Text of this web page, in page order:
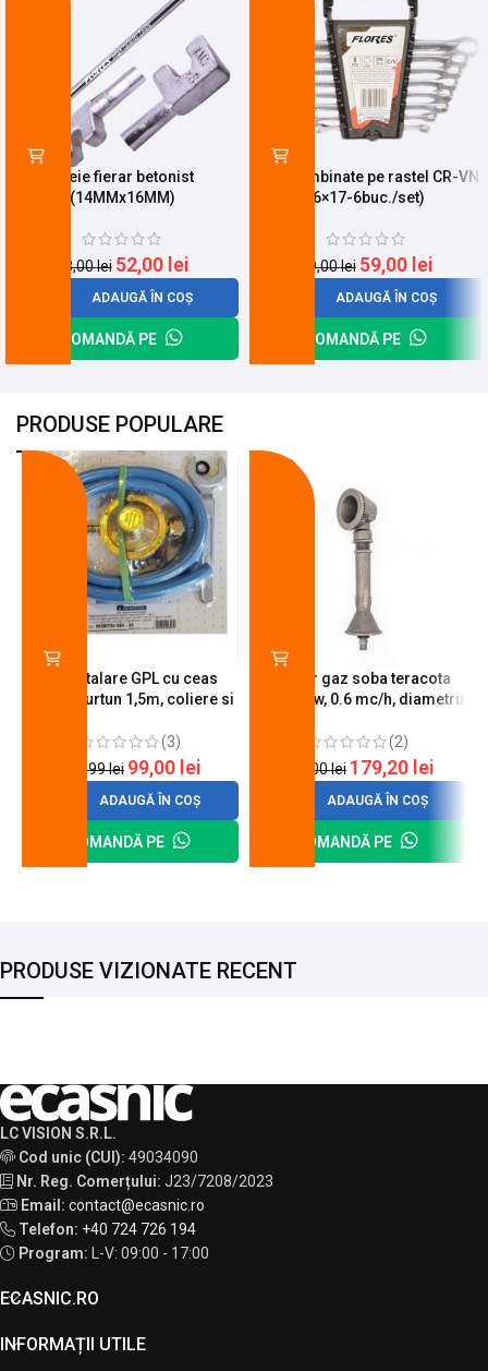
Cheie fierar betonist
(14MMx16MM)
68,00lei 52,00 lei
ADAUGĂ ÎN COȘ
COMANDĂ PE
Chei combinate pe rastel CR-VN
(6×17-6buc./set)
69,00lei 59,00 lei
ADAUGĂ ÎN COȘ
COMANDĂ PE
PRODUSE POPULARE
Kit instalare GPL cu ceas
butelie, furtun 1,5m, coliere si
(3)
120,99lei 99,00 lei
ADAUGĂ ÎN COȘ
COMANDĂ PE
Arzator gaz soba teracota
A600, 6 kw, 0.6 mc/h, diametru
(2)
200,00lei 179,20 lei
ADAUGĂ ÎN COȘ
COMANDĂ PE
PRODUSE VIZIONATE RECENT
LC VISION S.R.L.
Cod unic (CUI): 49034090
Nr. Reg. Comerțului: J23/7208/2023
Email: contact@ecasnic.ro
Telefon: +40 724 726 194
Program:
L-V: 09:00 - 17:00
ECASNIC.RO
INFORMAȚII UTILE